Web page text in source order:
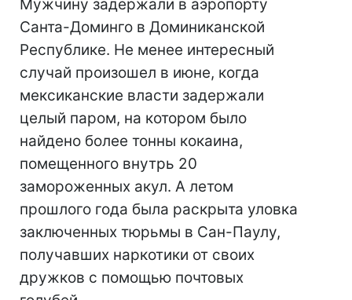
Мужчину задержали в аэропорту
Санта-Доминго в Доминиканской
Республике. Не менее интересный
случай произошел в июне, когда
мексиканские власти задержали
целый паром, на котором было
найдено более тонны кокаина,
помещенного внутрь 20
замороженных акул. А летом
прошлого года была раскрыта уловка
заключенных тюрьмы в Сан-Паулу,
получавших наркотики от своих
дружков с помощью почтовых